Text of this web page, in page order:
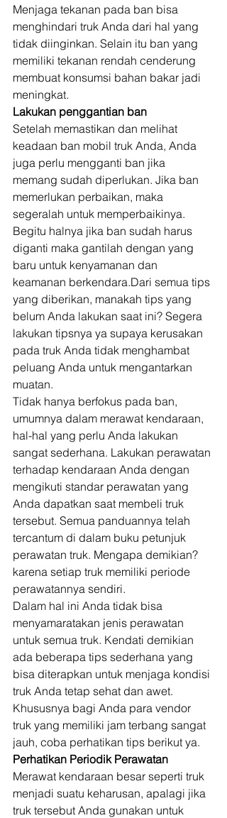
Menjaga tekanan pada ban bisa
menghindari truk Anda dari hal yang
tidak diinginkan. Selain itu ban yang
memiliki tekanan rendah cenderung
membuat konsumsi bahan bakar jadi
meningkat.
Lakukan penggantian ban
Setelah memastikan dan melihat
keadaan ban mobil truk Anda, Anda
juga perlu mengganti ban jika
memang sudah diperlukan. Jika ban
memerlukan perbaikan, maka
segeralah untuk memperbaikinya.
Begitu halnya jika ban sudah harus
diganti maka gantilah dengan yang
baru untuk kenyamanan dan
keamanan berkendara.Dari semua tips
yang diberikan, manakah tips yang
belum Anda lakukan saat ini? Segera
lakukan tipsnya ya supaya kerusakan
pada truk Anda tidak menghambat
peluang Anda untuk mengantarkan
muatan.
Tidak hanya berfokus pada ban,
umumnya dalam merawat kendaraan,
hal-hal yang perlu Anda lakukan
sangat sederhana. Lakukan perawatan
terhadap kendaraan Anda dengan
mengikuti standar perawatan yang
Anda dapatkan saat membeli truk
tersebut. Semua panduannya telah
tercantum di dalam buku petunjuk
perawatan truk. Mengapa demikian?
karena setiap truk memiliki periode
perawatannya sendiri.
Dalam hal ini Anda tidak bisa
menyamaratakan jenis perawatan
untuk semua truk. Kendati demikian
ada beberapa tips sederhana yang
bisa diterapkan untuk menjaga kondisi
truk Anda tetap sehat dan awet.
Khususnya bagi Anda para vendor
truk yang memiliki jam terbang sangat
jauh, coba perhatikan tips berikut ya.
Perhatikan Periodik Perawatan
Merawat kendaraan besar seperti truk
menjadi suatu keharusan, apalagi jika
truk tersebut Anda gunakan untuk